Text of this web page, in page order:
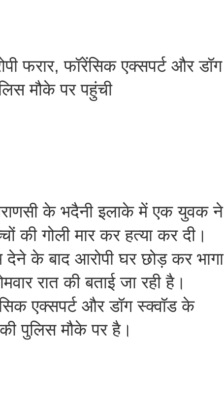
फरार, फॉरेंसिक एक्सपर्ट और डॉग
मौके पर पहुंची
के भदैनी इलाके में एक युवक ने
की गोली मार कर हत्या कर दी।
देने के बाद आरोपी घर छोड़ कर भागा
रात की बताई जा रही है।
एक्सपर्ट और डॉग स्क्वॉड के
पुलिस मौके पर है।